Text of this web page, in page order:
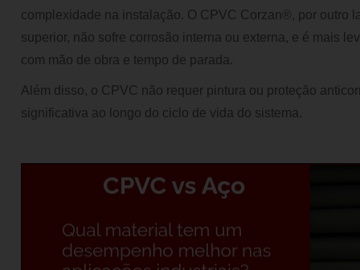
complexidade na instalação. O CPVC Corzan®, por outro
superior, não sofre corrosão interna ou externa, e é mais
com mão de obra e tempo de parada.
Além disso, o CPVC não requer pintura ou proteção
significativa ao longo do ciclo de vida do sistema.